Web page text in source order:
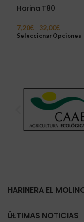
Harina T80
7,20€ - 32,00€
Seleccionar Opciones
HARINERA EL
ÚLTIMAS NOTICIAS